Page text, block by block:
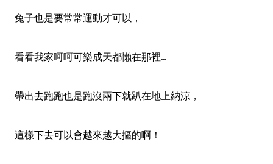
兔子也是要常常運動才可以，
看看我家呵呵可樂成天都懶在那裡...
帶出去跑跑也是跑沒兩下就趴在地上納涼，
這樣下去可以會越來越大摳的啊！